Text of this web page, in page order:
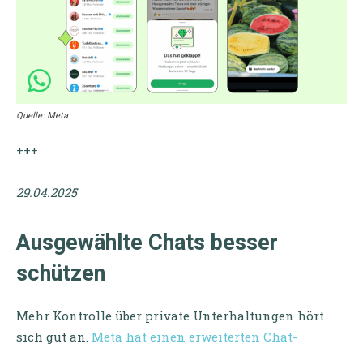
Quelle: Meta
+++
29.04.2025
Ausgewählte Chats besser
schützen
Mehr Kontrolle über private Unterhaltungen hört
sich gut an. Meta hat einen erweiterten Chat-